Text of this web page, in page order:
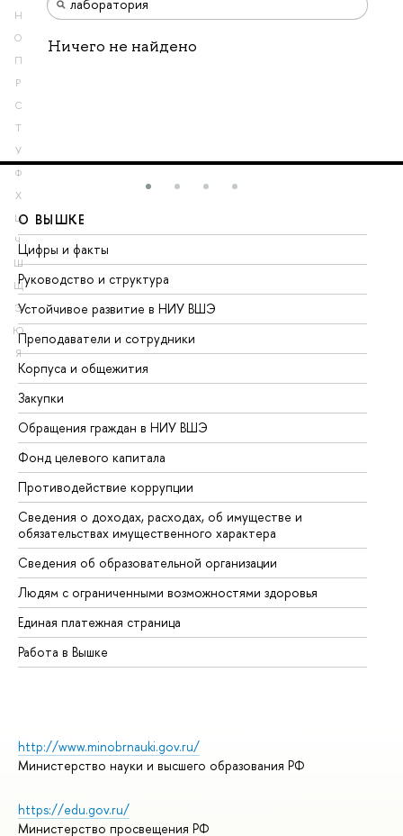
Н
О
П
Р
С
Т
У
Ф
Х
Ц
Ч
Ш
Щ
Э
Ю
Я
Ничего не найдено
О ВЫШКЕ
Цифры и факты
Руководство и структура
Устойчивое развитие в НИУ ВШЭ
Преподаватели и сотрудники
Корпуса и общежития
Закупки
Обращения граждан в НИУ ВШЭ
Фонд целевого капитала
Противодействие коррупции
Сведения о доходах, расходах, об имуществе и
обязательствах имущественного характера
Сведения об образовательной организации
Людям с ограниченными возможностями здоровья
Единая платежная страница
Работа в Вышке
http://www.minobrnauki.gov.ru/
Министерство науки и высшего образования РФ
https://edu.gov.ru/
Министерство просвещения РФ